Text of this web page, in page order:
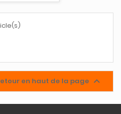
en haut de la page 